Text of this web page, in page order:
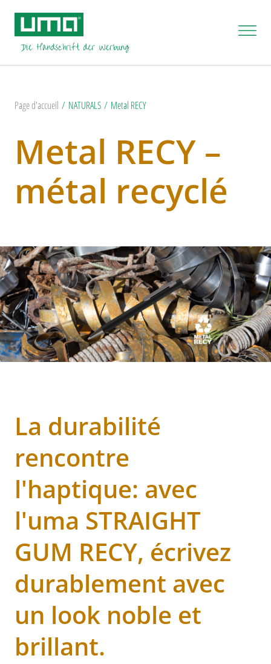
Page d'accueil NATURALS Metal RECY
Metal RECY –
métal recyclé
La durabilité
rencontre
l'haptique: avec
l'uma STRAIGHT
GUM RECY, écrivez
durablement avec
un look noble et
brillant.